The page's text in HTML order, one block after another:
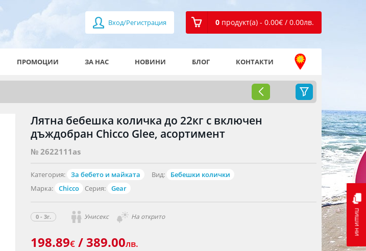
Вход/Регистрация 0 продукт(а) - 0.00€ / 0.00лв.
пиши ни
ПРОМОЦИИ ЗА НАС НОВИНИ БЛОГ КОНТАКТИ
Лятна бебешка количка до 22кг с включен
дъждобран Chicco Glee, асортимент
№ 2622111as
Категория: За бебето и майката Вид:
Бебешки колички
Марка:
Chicco Серия: Gear
0 - 3г. Унисекс На открито
198.89€ / 389.00лв.